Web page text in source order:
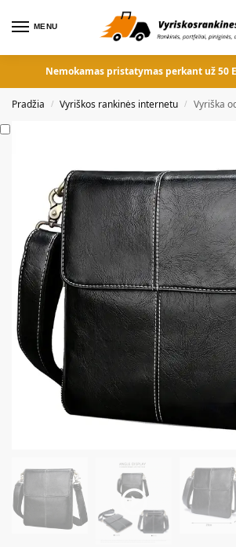
MENU
Nemokamas pristatymas perkant už 50
Pradžia / Vyriškos rankinės internetu / Vyriška